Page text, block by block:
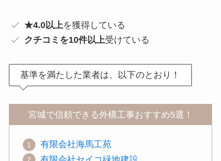
★4.0以上を獲得している
クチコミを10件以上受けている
基準を満たした業者は、以下のとおり！
宮城で信頼できる外構工事おすすめ5選！
有限会社海馬工苑